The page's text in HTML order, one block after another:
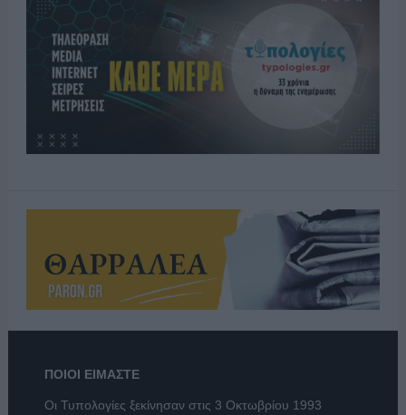
ΠΟΙΟΙ ΕΙΜΑΣΤΕ
Οι Τυπολογίες ξεκίνησαν στις 3 Οκτωβρίου 1993